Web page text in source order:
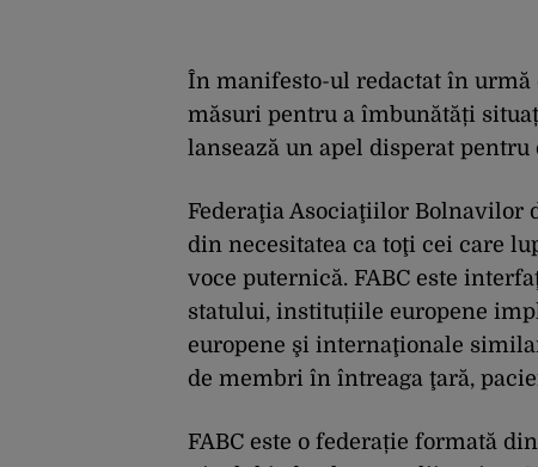
În manifesto-ul redactat în urmă
măsuri pentru a îmbunătăți
lansează un apel disperat
Federaţia Asociaţiilor Bolnavilor
din necesitatea ca toţi cei care
voce puternică. FABC este
statului, instituțiile europene
europene şi internaţionale
de membri în întreaga ţară,
FABC este o federație formată